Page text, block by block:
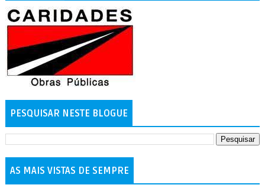
PESQUISAR NESTE BLOGUE
AS MAIS VISTAS DE SEMPRE